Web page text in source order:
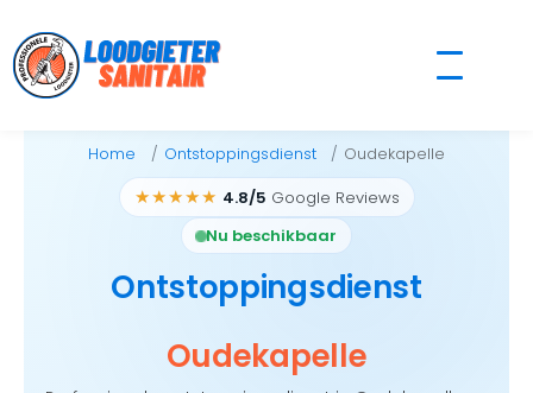
to
content
Home Ontstoppingsdienst Oudekapelle
★★★★★ 4.8/5 Google Reviews
Nu beschikbaar
Ontstoppingsdienst
Oudekapelle